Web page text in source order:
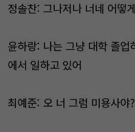
정솔찬: 그나저나 너네 어떻
윤하랑: 나는 그냥 대학 졸업
에서 일하고 있어
최예준: 오 너 그럼 미용사야?